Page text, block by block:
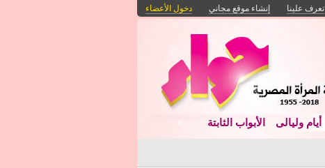
تعرف علينا إنشاء موقع مجاني دخول الأعضاء
أيام وليالى الأبواب الثابتة